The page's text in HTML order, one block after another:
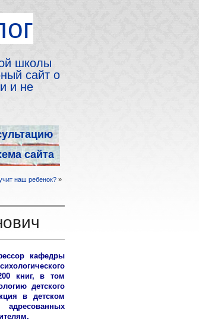
школы
сайт о
и не
сайта
наш ребенок? »
кафедры
книг, в том
детского
в детском